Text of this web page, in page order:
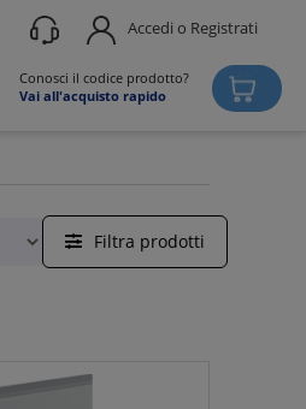
Accedi o Registrati
Conosci il codice prodotto?
Vai all'acquisto rapido
Filtra prodotti